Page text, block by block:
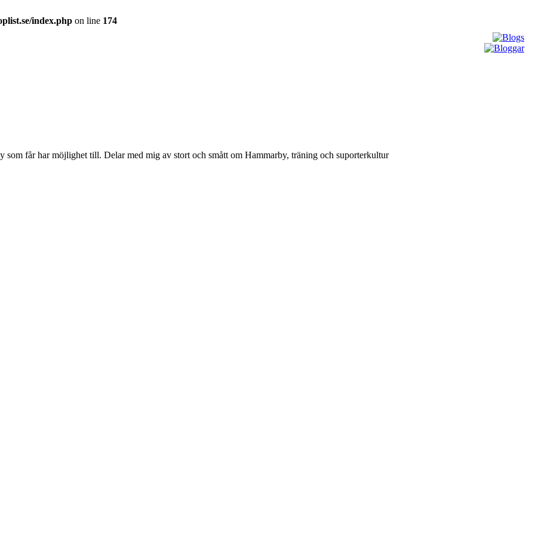
index.php on line 174
får har möjlighet till. Delar med mig av stort och smått om Hammarby, träning och suporterkultur